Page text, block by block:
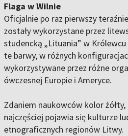
Flaga w Wilnie
Oficjalnie po raz pierwszy
zostały wykorzystane przez
studencką „Lituania” w
te barwy, w różnych
wykorzystywane przez różne
ówczesnej Europie i Ameryce.
Zdaniem naukowców kolor
najczęściej pojawia się kulturze
etnograficznych regionów Litwy.